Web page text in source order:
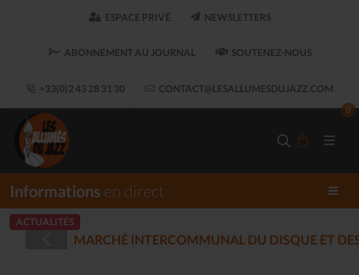
ESPACE PRIVÉ NEWSLETTERS
ABONNEMENT AU JOURNAL SOUTENEZ-NOUS
+33(0)2 43 28 31 30 CONTACT@LESALLUMESDUJAZZ.COM
0
Informations en direct
ACTUALITÉS
- PLOUARET(2025-12-17)